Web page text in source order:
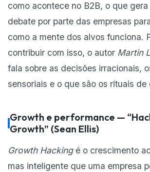
como acontece no B2B, o que
debate por parte das empresas
como a mente dos alvos funciona.
contribuir com isso, o autor Martin
fala sobre as decisões irracionais,
sensoriais e o que são os rituais de
Growth e performance —
Growth” (Sean Ellis)
Growth Hackingé o crescimento
mas inteligente que uma empresa